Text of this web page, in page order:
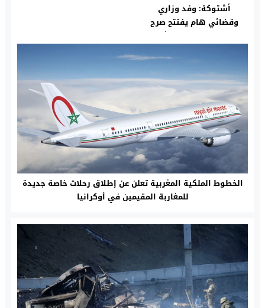
أشتوكة: وفد وزاري
وقضائي هام يفتتح صرح
العدالة ببيوكرى ويشرف
الملك
الخطوط الملكية المغربية تعلن عن إطلاق رحلات خاصة جديدة
للمغاربة المقيمين في أوكرانيا